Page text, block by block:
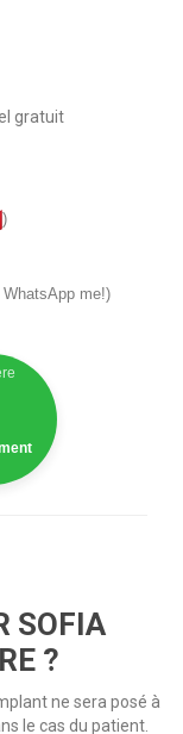
gratuit
)
me!)
SOFIA
?
ne sera posé à
le cas du patient.